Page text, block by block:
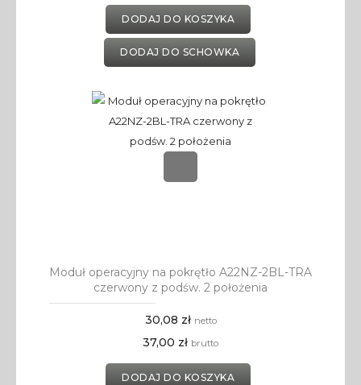
DODAJ DO KOSZYKA
DODAJ DO SCHOWKA
Moduł operacyjny na pokrętło A22NZ-2BL-TRA
czerwony z podśw. 2 położenia
30,08 zł netto
37,00 zł brutto
DODAJ DO KOSZYKA